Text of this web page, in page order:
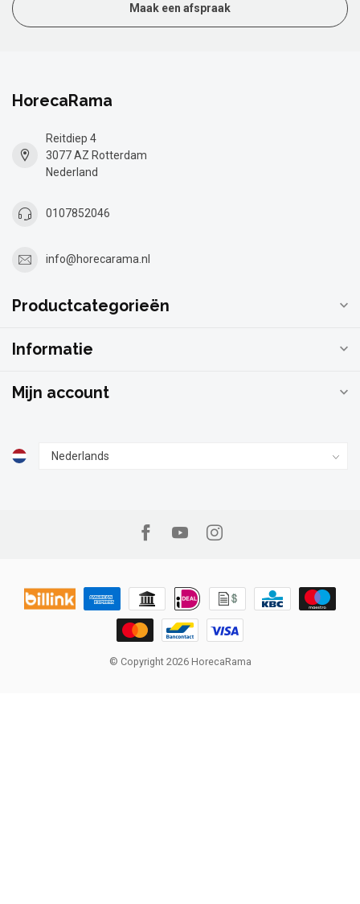
Maak een afspraak
HorecaRama
Reitdiep 4
3077 AZ Rotterdam
Nederland
0107852046
info@horecarama.nl
Productcategorieën
Informatie
Mijn account
© Copyright 2026 HorecaRama